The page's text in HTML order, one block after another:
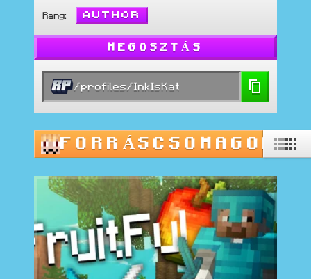
Rang: Author
MEGOSZTÁS
/profiles/InkIsKat
FORRÁSCSOMAGOK